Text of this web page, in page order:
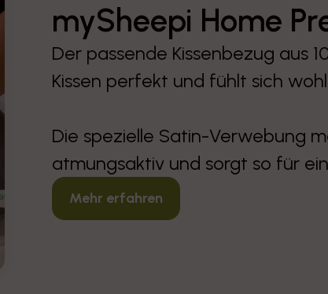
mySheepi Home
Der passende Kissenbezug aus
Kissen perfekt und fühlt sich
Die spezielle Satin-Verwebung
atmungsaktiv und sorgt so für
Mehr erfahren